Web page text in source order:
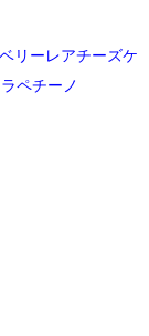
リーレアチーズケ
ペチーノ